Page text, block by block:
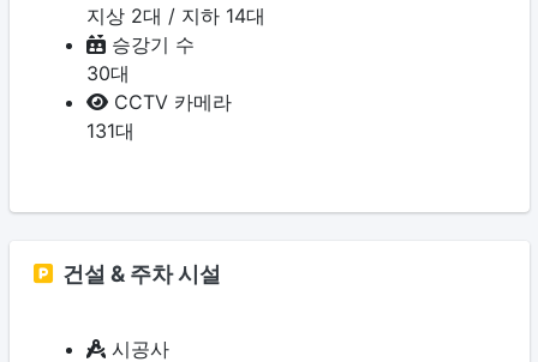
지상 2대 / 지하 14대
승강기 수
30대
CCTV 카메라
131대
건설 & 주차 시설
시공사